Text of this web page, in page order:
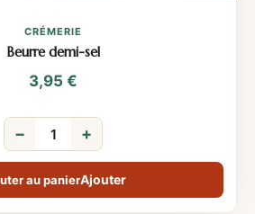
CRÉMERIE
Beurre demi-sel
3,95 €
− +
au panier